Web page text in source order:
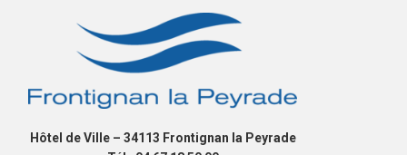
Hôtel de Ville – 34113 Frontignan la Peyrade